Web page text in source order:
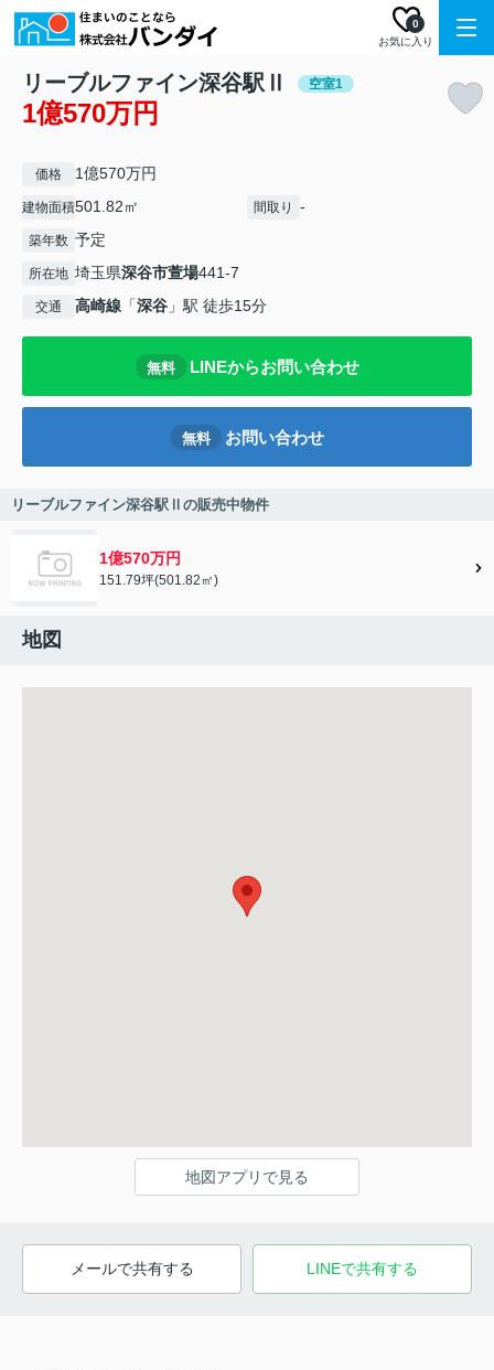
お気に入り
0
リーブルファイン深谷駅Ⅱ 空室1
1億570万円
価格 1億570万円
建物面積501.82㎡ 間取り -
築年数 予定
所在地 埼玉県深谷市萱場441-7
交通 高崎線 「深谷 」駅 徒歩15分
無料 LINEからお問い合わせ
無料 お問い合わせ
リーブルファイン深谷駅Ⅱの販売中物件
1億570万円
151.79坪(501.82㎡)
地図
地図アプリで見る
メールで共有する LINEで共有する